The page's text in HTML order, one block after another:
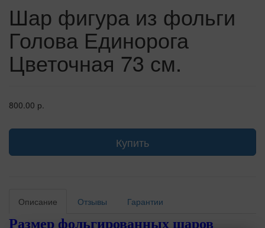
Шар фигура из фольги
Голова Единорога
Цветочная 73 см.
800.00 р.
Купить
Описание Отзывы Гарантии
Размер фольгированных шаров